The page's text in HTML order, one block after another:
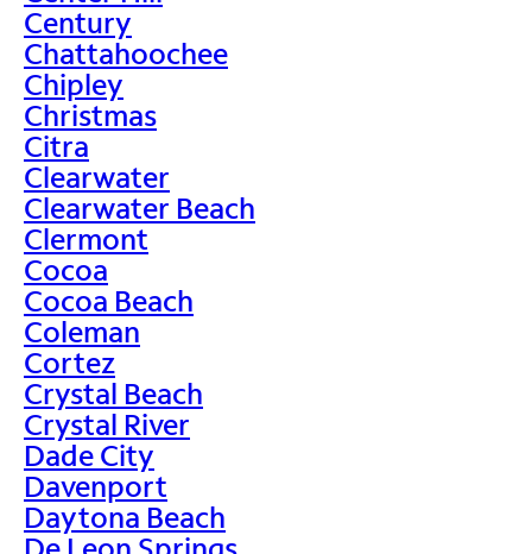
Century
Chattahoochee
Chipley
Christmas
Citra
Clearwater
Clearwater Beach
Clermont
Cocoa
Cocoa Beach
Coleman
Cortez
Crystal Beach
Crystal River
Dade City
Davenport
Daytona Beach